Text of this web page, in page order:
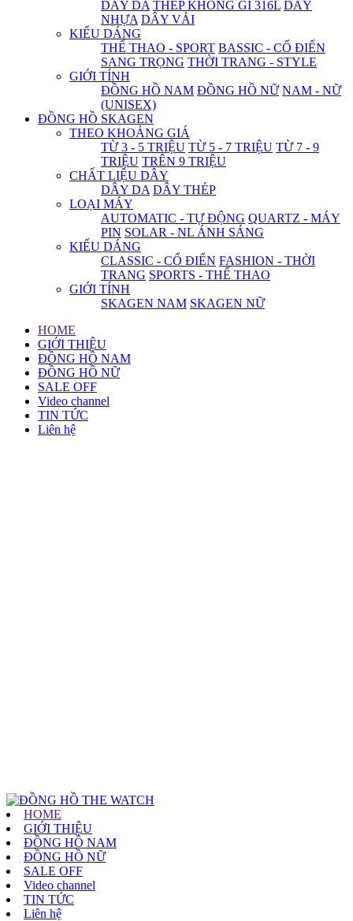
DÂY DA THÉP KHÔNG GỈ 316L DÂY
NHỰA DÂY VẢI
KIỂU DÁNG
THỂ THAO - SPORT BASSIC - CỔ ĐIỂN
SANG TRỌNG THỜI TRANG - STYLE
GIỚI TÍNH
ĐỒNG HỒ NAM ĐỒNG HỒ NỮ NAM - NỮ
(UNISEX)
ĐỒNG HỒ SKAGEN
THEO KHOẢNG GIÁ
TỪ 3 - 5 TRIỆU TỪ 5 - 7 TRIỆU TỪ 7 - 9
TRIỆU TRÊN 9 TRIỆU
CHẤT LIỆU DÂY
DÂY DA DÂY THÉP
LOẠI MÁY
AUTOMATIC - TỰ ĐỘNG QUARTZ - MÁY
PIN SOLAR - NL ÁNH SÁNG
KIỂU DÁNG
CLASSIC - CỔ ĐIỂN FASHION - THỜI
TRANG SPORTS - THỂ THAO
GIỚI TÍNH
SKAGEN NAM SKAGEN NỮ
HOME
GIỚI THIỆU
ĐỒNG HỒ NAM
ĐỒNG HỒ NỮ
SALE OFF
Video channel
TIN TỨC
Liên hệ
HOME
GIỚI THIỆU
ĐỒNG HỒ NAM
ĐỒNG HỒ NỮ
SALE OFF
Video channel
TIN TỨC
Liên hệ